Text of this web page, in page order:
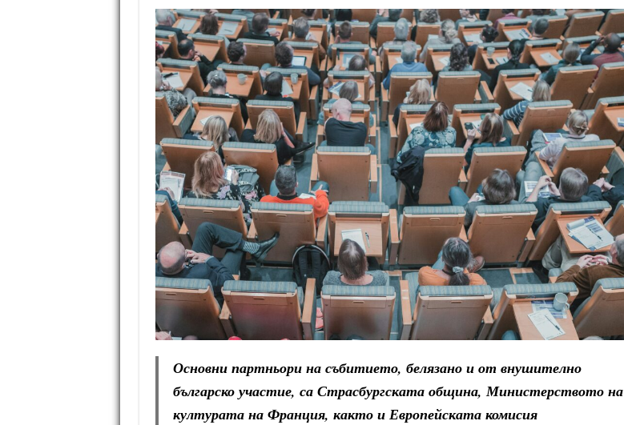
Основни партньори на събитието, белязано и от внушително
българско участие, са Страсбургската община, Министерството на
културата на Франция, както и Европейската комисия